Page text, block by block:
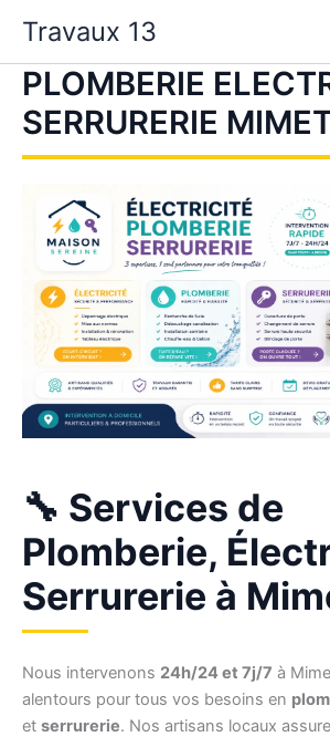
contenu
Travaux 13
PLOMBERIE
SERRURERIE
🔧 Services de
Plomberie,
Serrurerie à
Nous intervenons 24h/24 et 7j/7 à
alentours pour tous vos besoins en
et serrurerie. Nos artisans locaux